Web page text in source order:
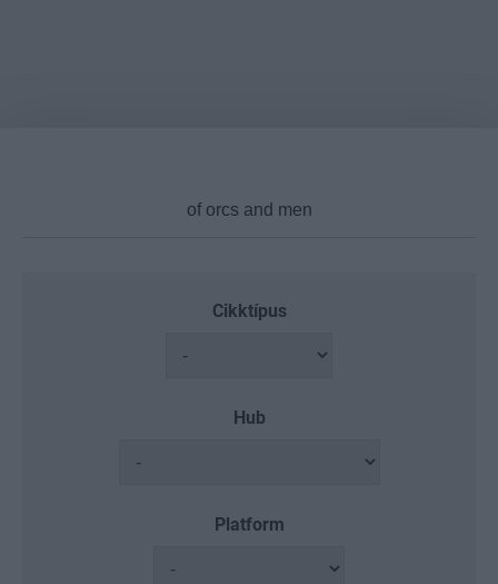
Cikktípus
Hub
Platform